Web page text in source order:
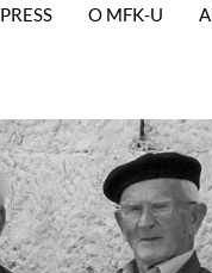
PRESS O MFK-U